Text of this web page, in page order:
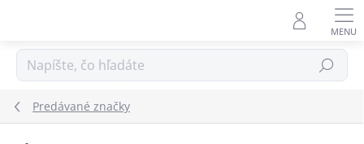
Hľadať
Predávané značky